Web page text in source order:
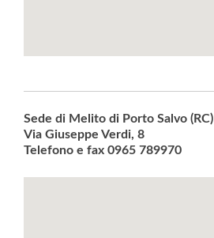
Sede di Melito di Porto Salvo (RC)
Via Giuseppe Verdi, 8
Telefono e fax 0965 789970